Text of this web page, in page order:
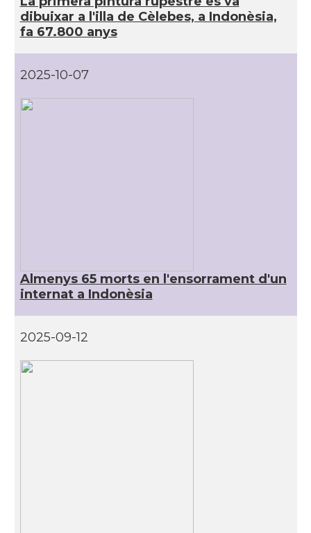
dibuixar a l'illa de Cèlebes, a Indonèsia,
fa 67.800 anys
2025-10-07
Almenys 65 morts en l'ensorrament d'un
internat a Indonèsia
2025-09-12